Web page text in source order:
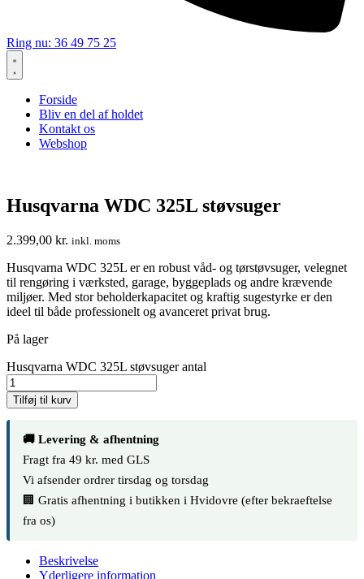
Ring nu: 36 49 75 25
Forside
Bliv en del af holdet
Kontakt os
Webshop
Husqvarna WDC 325L støvsuger
2.399,00 kr. inkl. moms
Husqvarna WDC 325L er en robust våd- og tørstøvsuger, velegnet
til rengøring i værksted, garage, byggeplads og andre krævende
miljøer. Med stor beholderkapacitet og kraftig sugestyrke er den
ideel til både professionelt og avanceret privat brug.
På lager
Husqvarna WDC 325L støvsuger antal
Tilføj til kurv
🚚 Levering & afhentning
Fragt fra 49 kr. med GLS
Vi afsender ordrer tirsdag og torsdag
🏢 Gratis afhentning i butikken i Hvidovre (efter bekraeftelse
fra os)
Beskrivelse
Yderligere information